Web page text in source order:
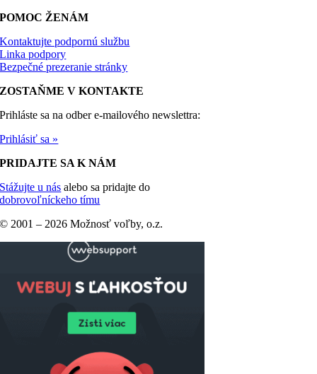
POMOC ŽENÁM
Kontaktujte podpornú službu
Linka podpory
Bezpečné prezeranie stránky
ZOSTAŇME V KONTAKTE
Prihláste sa na odber e-mailového newslettra:
Prihlásiť sa »
PRIDAJTE SA K NÁM
Stážujte u nás alebo sa pridajte do
dobrovoľníckeho tímu
© 2001 – 2026 Možnosť voľby, o.z.